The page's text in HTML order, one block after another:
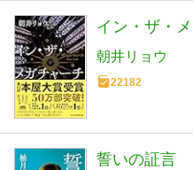
イン・ザ・
朝井リョウ
22182
誓いの証言